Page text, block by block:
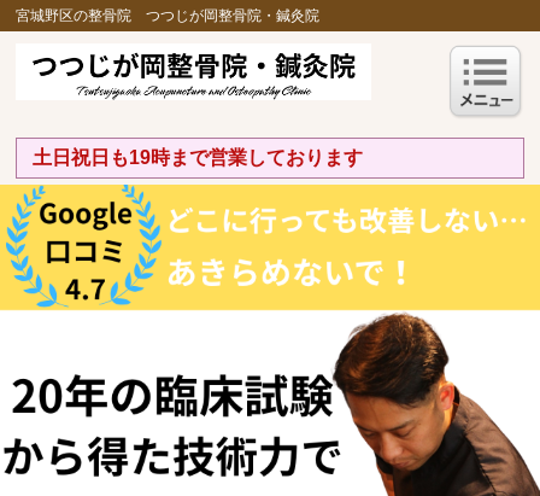
宮城野区の整骨院 つつじが岡整骨院・鍼灸院
土日祝日も19時まで営業しております